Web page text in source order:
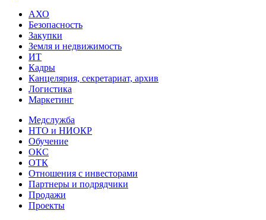
АХО
Безопасность
Закупки
Земля и недвижимость
ИТ
Кадры
Канцелярия, секретариат, архив
Логистика
Маркетинг
Медслужба
НТО и НИОКР
Обучение
ОКС
ОТК
Отношения с инвесторами
Партнеры и подрядчики
Продажи
Проекты